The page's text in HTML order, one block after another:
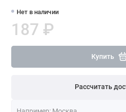
Нет в наличии
187 ₽
Купить
Рассчитать